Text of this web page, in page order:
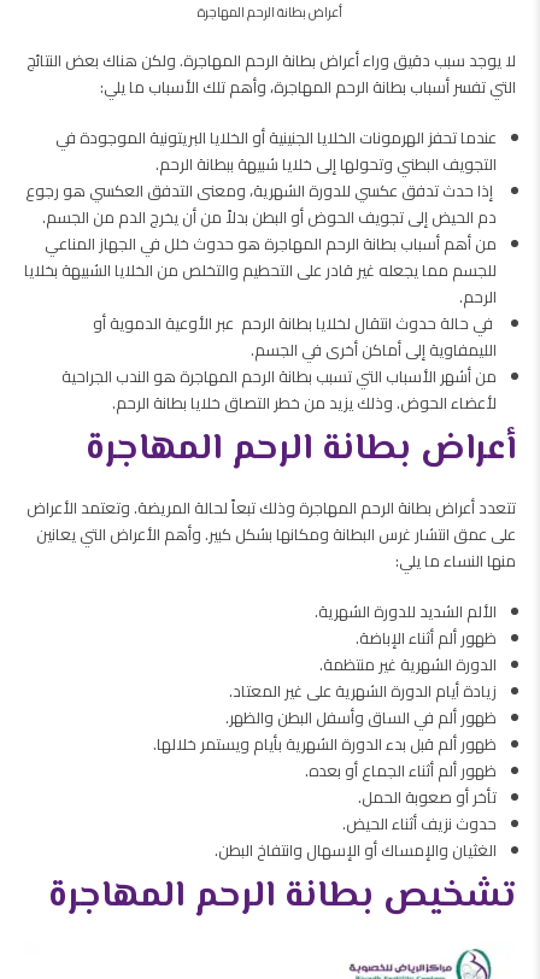
أعراض بطانة الرحم المهاجرة
لا يوجد سبب دقيق وراء أعراض بطانة الرحم المهاجرة. ولكن هناك بعض النتائج
التي تفسر أسباب بطانة الرحم المهاجرة، وأهم تلك الأسباب ما يلي:
عندما تحفز الهرمونات الخلايا الجنينية أو الخلايا البريتونية الموجودة في
التجويف البطني وتحولها إلى خلايا شبيهة ببطانة الرحم.
إذا حدث تدفق عكسي للدورة الشهرية، ومعنى التدفق العكسي هو رجوع
دم الحيض إلى تجويف الحوض أو البطن بدلاً من أن يخرج الدم من الجسم.
من أهم أسباب بطانة الرحم المهاجرة هو حدوث خلل في الجهاز المناعي
للجسم مما يجعله غير قادر على التحطيم والتخلص من الخلايا الشبيهة بخلايا
الرحم.
في حالة حدوث انتقال لخلايا بطانة الرحم عبر الأوعية الدموية أو
الليمفاوية إلى أماكن أخرى في الجسم.
من أشهر الأسباب التي تسبب بطانة الرحم المهاجرة هو الندب الجراحية
لأعضاء الحوض. وذلك يزيد من خطر التصاق خلايا بطانة الرحم.
أعراض بطانة الرحم المهاجرة
تتعدد أعراض بطانة الرحم المهاجرة وذلك تبعاً لحالة المريضة. وتعتمد الأعراض
على عمق انتشار غرس البطانة ومكانها بشكل كبير. وأهم الأعراض التي يعانين
منها النساء ما يلي:
الألم الشديد للدورة الشهرية.
ظهور ألم أثناء الإباضة.
الدورة الشهرية غير منتظمة.
زيادة أيام الدورة الشهرية على غير المعتاد.
ظهور ألم في الساق وأسفل البطن والظهر.
ظهور ألم قبل بدء الدورة الشهرية بأيام ويستمر خلالها.
ظهور ألم أثناء الجماع أو بعده.
تأخر أو صعوبة الحمل.
حدوث نزيف أثناء الحيض.
الغثيان والإمساك أو الإسهال وانتفاخ البطن.
تشخيص بطانة الرحم المهاجرة